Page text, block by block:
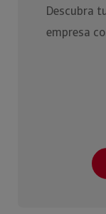
Descubra
empresa